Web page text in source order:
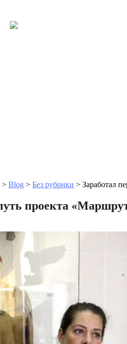
> Blog > Без рубрики > Заработал
проекта